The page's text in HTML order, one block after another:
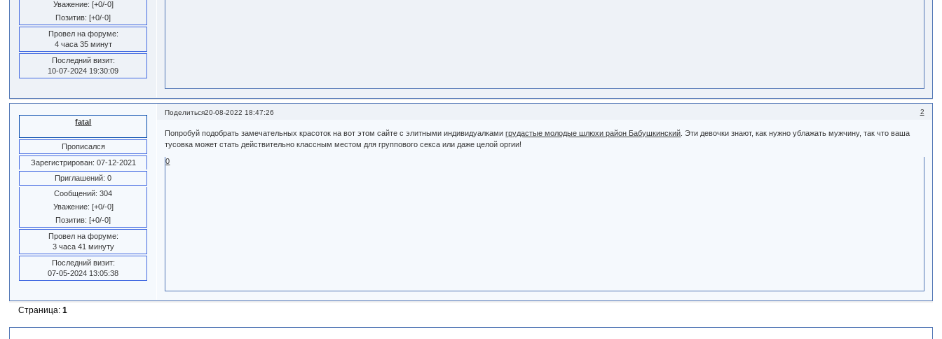
Уважение: [+0/-0]
Позитив: [+0/-0]
Провел на форуме:
4 часа 35 минут
Последний визит:
10-07-2024 19:30:09
Поделиться 2
20-08-2022 18:47:26
fatal
Прописался
Зарегистрирован: 07-12-2021
Приглашений: 0
Сообщений: 304
Уважение: [+0/-0]
Позитив: [+0/-0]
Провел на форуме:
3 часа 41 минуту
Последний визит:
07-05-2024 13:05:38
Попробуй подобрать замечательных красоток на вот этом сайте с элитными индивидуалкамигрудастые молодые шлюхи район Бабушкинский . Эти девочки знают, как нужно ублажать мужчину, так что ваша
тусовка может стать действительно классным местом для группового секса или даже целой оргии!
0
Страница: 1